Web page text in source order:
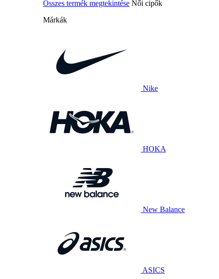
Összes termék megtekintése Női cipők
Márkák
Nike
HOKA
New Balance
ASICS